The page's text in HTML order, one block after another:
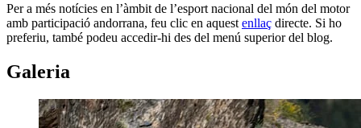
Per a més notícies en l’àmbit de l’esport nacional del món del motor
amb participació andorrana, feu clic en aquest enllaç directe. Si ho
preferiu, també podeu accedir-hi des del menú superior del blog.
Galeria